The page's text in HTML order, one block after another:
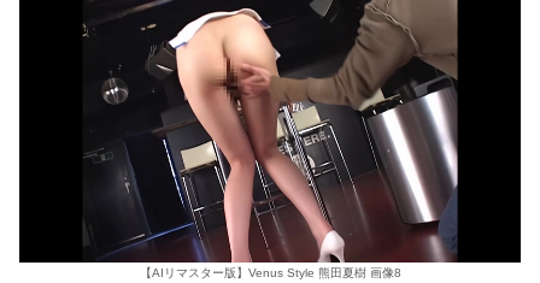
【AIリマスター版】Venus Style 熊田夏樹 画像8